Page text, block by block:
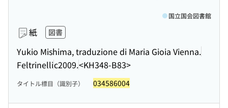
紙 図書
Yukio Mishima, traduzione di Maria Gioia Vienna.
Feltrinellic2009.<KH348-B83>
国立国会図書館
タイトル標目（識別子） 034586004